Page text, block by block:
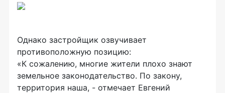
Однако застройщик озвучивает
противоположную позицию:
«К сожалению, многие жители плохо знают
земельное законодательство. По закону,
территория наша, - отмечает Евгений